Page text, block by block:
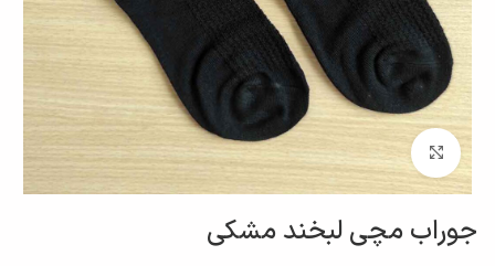
برای بزرگنمایی کلیک کنید
جوراب مچی لبخند مشکی